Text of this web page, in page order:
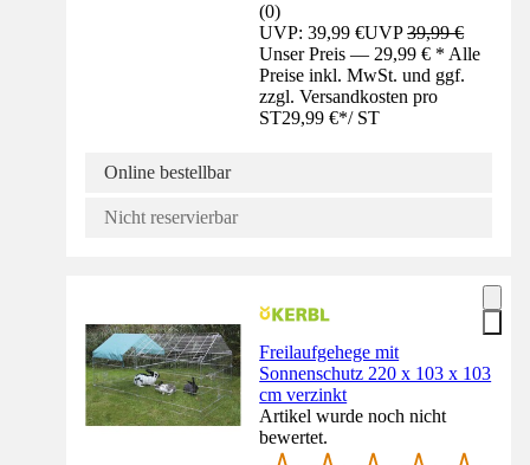
(0)
UVP: 39,99 €UVP39,99 €
Unser Preis — 29,99 € * Alle
Preise inkl. MwSt. und ggf.
zzgl. Versandkosten pro
ST29,99 €*/ ST
Online bestellbar
Nicht reservierbar
Freilaufgehege mit
Sonnenschutz 220 x 103 x 103
cm verzinkt
Artikel wurde noch nicht
bewertet.